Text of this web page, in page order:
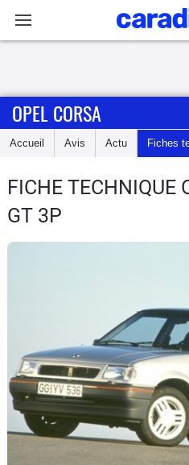
Accueil
Essais
Guide
Flottes
Auto
Services
OPEL CORSA
Accueil Avis Actu Fiches
FICHE TECHNIQUE
GT 3P